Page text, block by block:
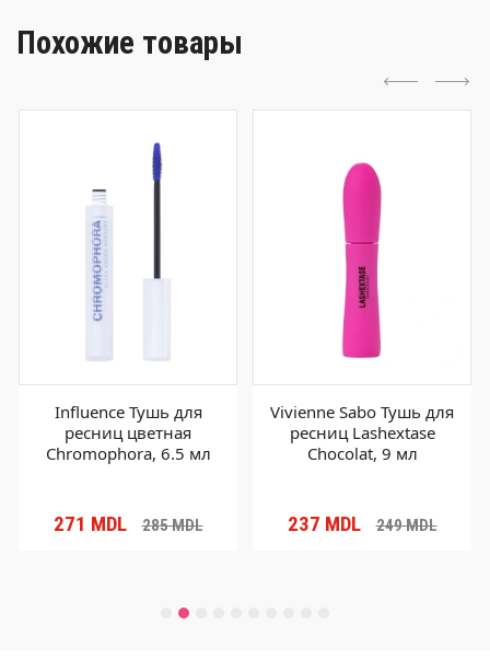
Похожие товары
Influence Тушь для
ресниц цветная
Chromophora, 6.5 мл
271 MDL 285MDL
Vivienne Sabo Тушь для
ресниц Lashextase
Chocolat, 9 мл
237 MDL 249MDL